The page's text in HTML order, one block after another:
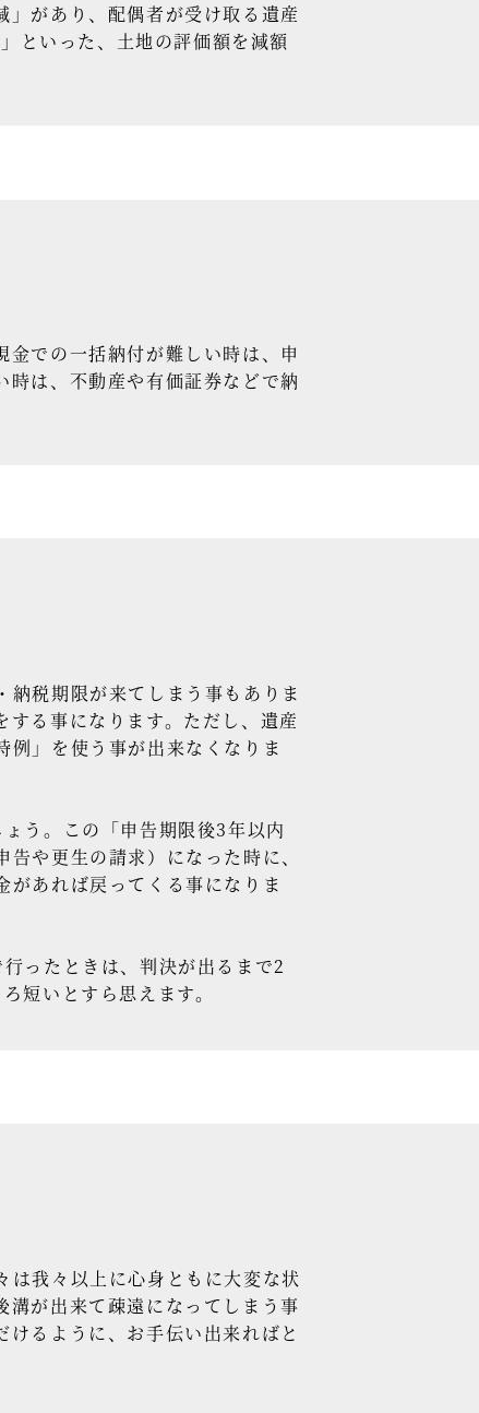
があり、配偶者が受け取る遺産
といった、土地の評価額を減額
での一括納付が難しい時は、申
は、不動産や有価証券などで納
税期限が来てしまう事もありま
る事になります。ただし、遺産
」を使う事が出来なくなりま
う。この「申告期限後3年以内
や更生の請求）になった時に、
があれば戻ってくる事になりま
ったときは、判決が出るまで2
短いとすら思えます。
我々以上に心身ともに大変な状
が出来て疎遠になってしまう事
るように、お手伝い出来ればと